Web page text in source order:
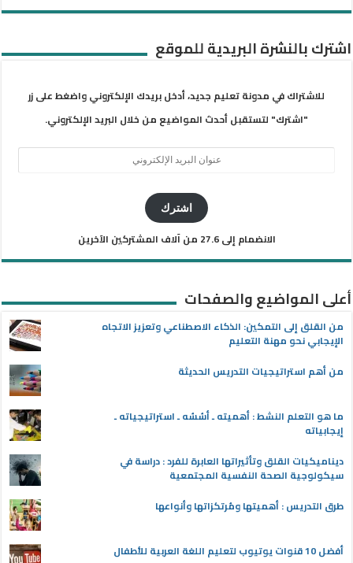
اشترك بالنشرة البريدية للموقع
للاشتراك في مدونة تعليم جديد، أدخل بريدك الإلكتروني واضغط على زر
"اشترك" لتستقبل أحدث المواضيع من خلال البريد الإلكتروني.
اشترك
الانضمام إلى 27.6 من آلاف المشتركين الآخرين
أعلى المواضيع والصفحات
من القلق إلى التمكين: الذكاء الاصطناعي وتعزيز الاتجاه
الإيجابي نحو مهنة التعليم
من أهم استراتيجيات التدريس الحديثة
ما هو التعلم النشط : أهميته ـ أسُسُه ـ استراتيجياته ـ
إيجابياته
ديناميكيات القلق وتأثيراتها العابرة للفرد : دراسة في
سيكولوجية الصحة النفسية المجتمعية
طرق التدريس : أهميتها ومُرتكزاتها وأنواعها
أفضل 10 قنوات يوتيوب لتعليم اللغة العربية للأطفال